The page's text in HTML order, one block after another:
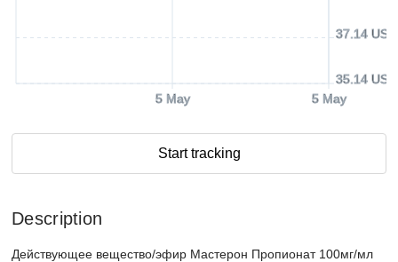
5 May 5 May
35.14 USD
37.14 USD
Start tracking
Description
Действующее вещество/эфир Мастерон Пропионат 100мг/мл